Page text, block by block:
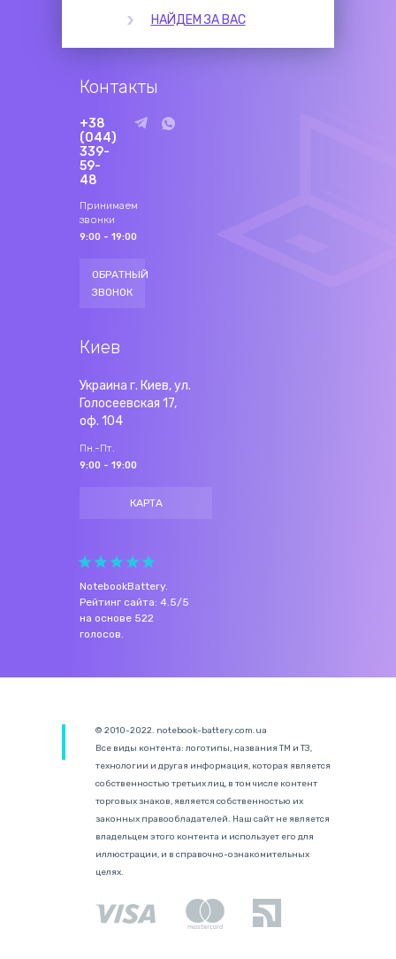
НАЙДЕМ ЗА ВАС
Контакты
+38
(044)
339-
59-
48
Принимаем
звонки
9:00 - 19:00
ОБРАТНЫЙ
ЗВОНОК
Киев
Украина г. Киев, ул.
Голосеевская 17,
оф. 104
Пн.-Пт.
9:00 - 19:00
КАРТА
NotebookBattery.
Рейтинг сайта: 4.5/5
на основе 522
голосов.
© 2010-2022. notebook-battery.com.ua
Все виды контента: логотипы, названия ТМ и ТЗ,
технологии и другая информация, которая является
собственностью третьих лиц, в том числе контент
торговых знаков, является собственностью их
законных правообладателей. Наш сайт не является
владельцем этого контента и использует его для
иллюстрации, и в справочно-ознакомительных
целях.